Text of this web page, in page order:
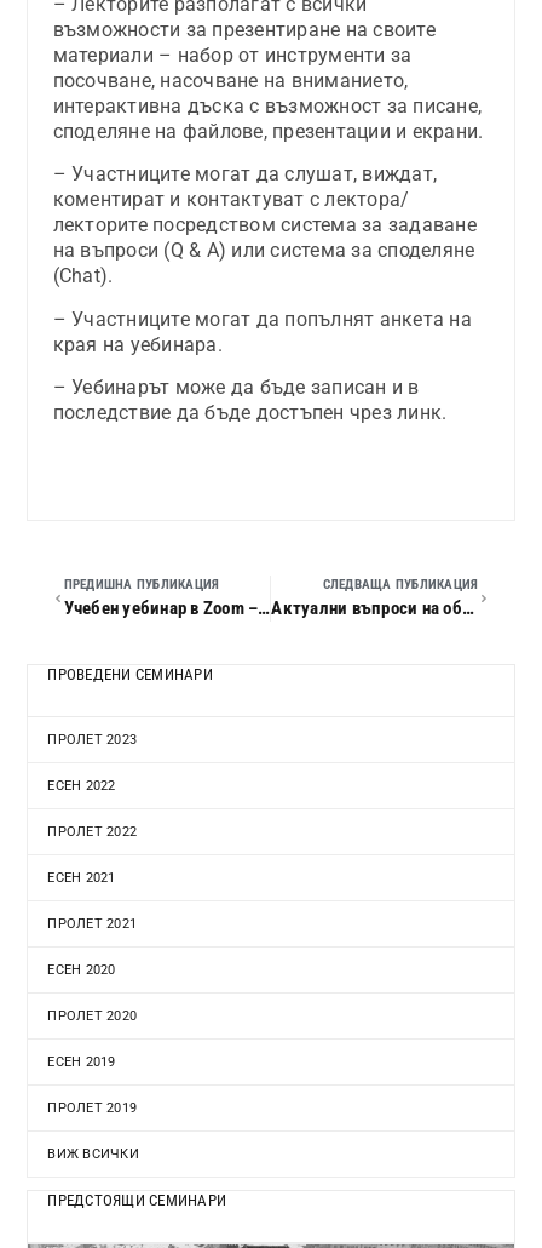
възможности за презентиране на своите
материали – набор от инструменти за
посочване, насочване на вниманието,
интерактивна дъска с възможност за писане,
споделяне на файлове, презентации и екрани.
– Участниците могат да слушат, виждат,
коментират и контактуват с лектора/
лекторите посредством система за задаване
на въпроси (Q & A) или система за споделяне
(Chat).
– Участниците могат да попълнят анкета на
края на уебинара.
– Уебинарът може да бъде записан и в
последствие да бъде достъпен чрез линк.
ПРЕДИШНА ПУБЛИКАЦИЯ
Учебен уебинар в Zoom – ТРУДОВИТЕ ОТНОШЕНИЯ И СОЦИАЛНОТО ОСИГУРЯВАНЕ В УСЛОВИЯТА НА ИЗВЪНРЕДНО ПОЛОЖЕНИЕ
СЛЕДВАЩА ПУБЛИКАЦИЯ
Актуални въпроси на облигационното и търговското право
ПРОВЕДЕНИ СЕМИНАРИ
ПРОЛЕТ 2023
ЕСЕН 2022
ПРОЛЕТ 2022
ЕСЕН 2021
ПРОЛЕТ 2021
ЕСЕН 2020
ПРОЛЕТ 2020
ЕСЕН 2019
ПРОЛЕТ 2019
ВИЖ ВСИЧКИ
ПРЕДСТОЯЩИ СЕМИНАРИ